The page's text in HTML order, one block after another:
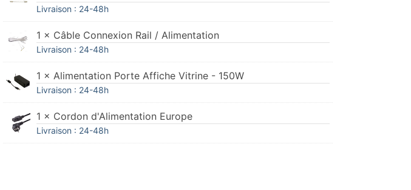
Livraison : 24-48h
1 × Câble Connexion Rail / Alimentation
Livraison : 24-48h
1 × Alimentation Porte Affiche Vitrine - 150W
Livraison : 24-48h
1 × Cordon d'Alimentation Europe
Livraison : 24-48h